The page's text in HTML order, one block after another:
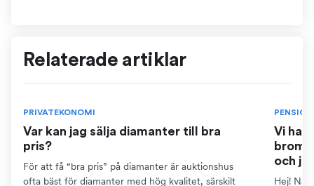
Relaterade artiklar
PRIVATEKONOMI
Var kan jag sälja diamanter till bra
pris?
För att få “bra pris” på diamanter är auktionshus
ofta bäst för diamanter med hög kvalitet, särskilt
PENSION
Vi har
och
Hej! När